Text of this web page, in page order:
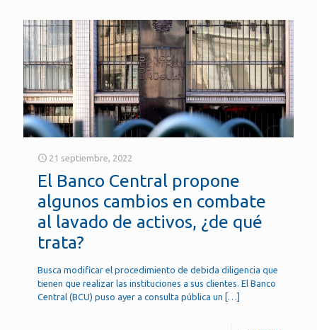
21 septiembre, 2022
El Banco Central propone
algunos cambios en combate
al lavado de activos, ¿de qué
trata?
Busca modificar el procedimiento de debida diligencia que
tienen que realizar las instituciones a sus clientes. El Banco
Central (BCU) puso ayer a consulta pública un […]